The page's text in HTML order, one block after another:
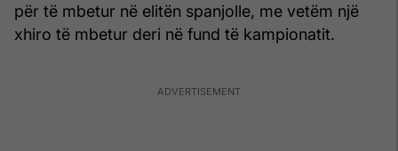
për të mbetur në elitën spanjolle, me vetëm një
xhiro të mbetur deri në fund të kampionatit.